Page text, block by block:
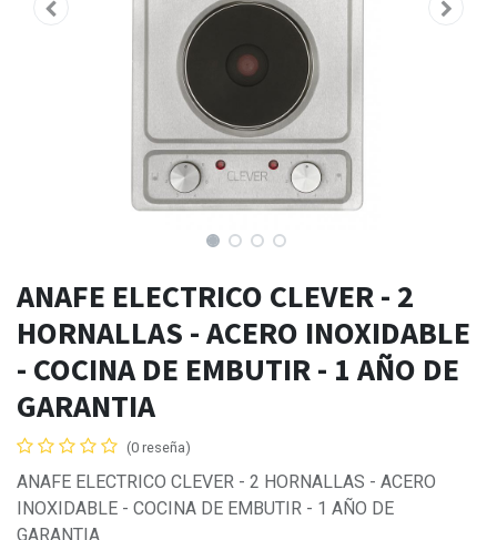
ANAFE ELECTRICO CLEVER - 2
HORNALLAS - ACERO INOXIDABLE
- COCINA DE EMBUTIR - 1 AÑO DE
GARANTIA
(0 reseña)
ANAFE ELECTRICO CLEVER - 2 HORNALLAS - ACERO
INOXIDABLE - COCINA DE EMBUTIR - 1 AÑO DE
GARANTIA